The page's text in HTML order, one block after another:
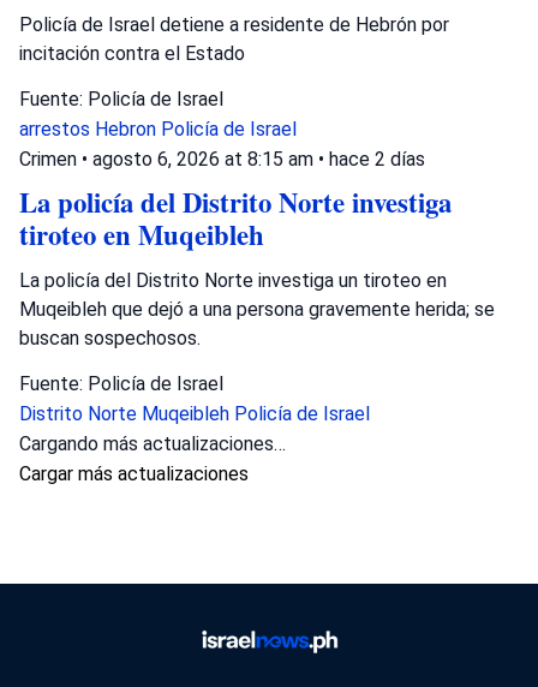
Policía de Israel detiene a residente de Hebrón por
incitación contra el Estado
Fuente: Policía de Israel
arrestos Hebron Policía de Israel
Crimen • agosto 6, 2026 at 8:15 am • hace 2 días
La policía del Distrito Norte investiga
tiroteo en Muqeibleh
La policía del Distrito Norte investiga un tiroteo en
Muqeibleh que dejó a una persona gravemente herida; se
buscan sospechosos.
Fuente: Policía de Israel
Distrito Norte Muqeibleh Policía de Israel
Cargando más actualizaciones…
Cargar más actualizaciones